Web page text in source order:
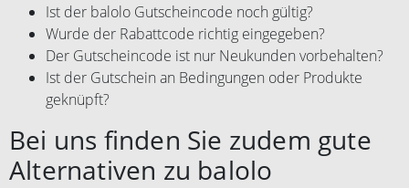
Ist der balolo Gutscheincode noch gültig?
Wurde der Rabattcode richtig eingegeben?
Der Gutscheincode ist nur Neukunden vorbehalten?
Ist der Gutschein an Bedingungen oder Produkte
geknüpft?
Bei uns finden Sie zudem gute
Alternativen zu balolo